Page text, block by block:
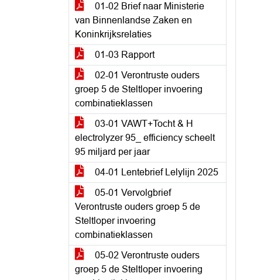
01-02 Brief naar Ministerie
van Binnenlandse Zaken en
Koninkrijksrelaties
01-03 Rapport
02-01 Verontruste ouders
groep 5 de Steltloper invoering
combinatieklassen
03-01 VAWT+Tocht & H
electrolyzer 95_ efficiency scheelt
95 miljard per jaar
04-01 Lentebrief Lelylijn 2025
05-01 Vervolgbrief
Verontruste ouders groep 5 de
Steltloper invoering
combinatieklassen
05-02 Verontruste ouders
groep 5 de Steltloper invoering